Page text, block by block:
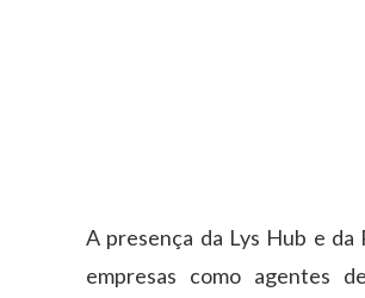
A presença da Lys Hub e
empresas como agentes